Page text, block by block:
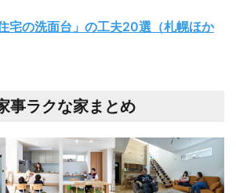
住宅の洗面台」の工夫20選（札幌ほか
事ラクな家まとめ